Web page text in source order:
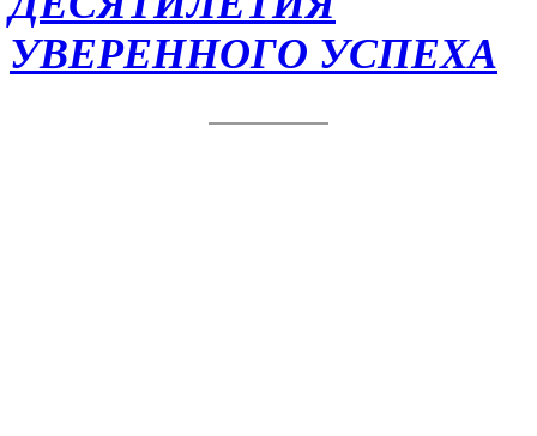
УВЕРЕННОГО УСПЕХА